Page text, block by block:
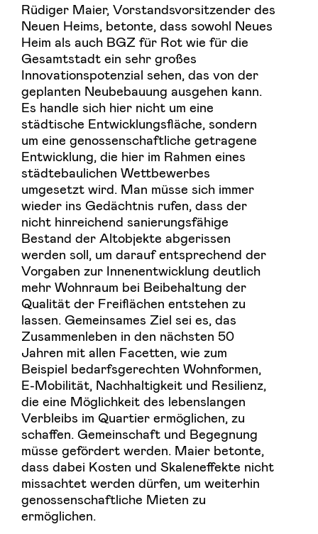
Rüdiger Maier, Vorstandsvorsitzender des
Neuen Heims, betonte, dass sowohl Neues
Heim als auch BGZ für Rot wie für die
Gesamtstadt ein sehr großes
Innovationspotenzial sehen, das von der
geplanten Neubebauung ausgehen kann.
Es handle sich hier nicht um eine
städtische Entwicklungsfläche, sondern
um eine genossenschaftliche getragene
Entwicklung, die hier im Rahmen eines
städtebaulichen Wettbewerbes
umgesetzt wird. Man müsse sich immer
wieder ins Gedächtnis rufen, dass der
nicht hinreichend sanierungsfähige
Bestand der Altobjekte abgerissen
werden soll, um darauf entsprechend der
Vorgaben zur Innenentwicklung deutlich
mehr Wohnraum bei Beibehaltung der
Qualität der Freiflächen entstehen zu
lassen. Gemeinsames Ziel sei es, das
Zusammenleben in den nächsten 50
Jahren mit allen Facetten, wie zum
Beispiel bedarfsgerechten Wohnformen,
E-Mobilität, Nachhaltigkeit und Resilienz,
die eine Möglichkeit des lebenslangen
Verbleibs im Quartier ermöglichen, zu
schaffen. Gemeinschaft und Begegnung
müsse gefördert werden. Maier betonte,
dass dabei Kosten und Skaleneffekte nicht
missachtet werden dürfen, um weiterhin
genossenschaftliche Mieten zu
ermöglichen.